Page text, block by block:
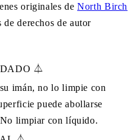
originales deNorth Birch
de derechos de autor
⏃
imán, no lo limpie con
puede abollarse
limpiar con líquido.